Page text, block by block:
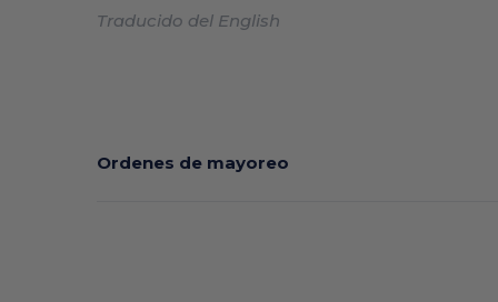
Traducido del English
Ordenes de mayoreo